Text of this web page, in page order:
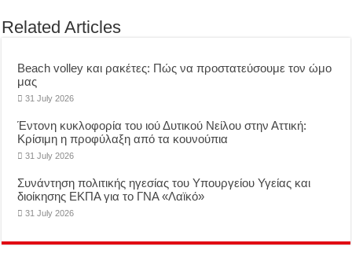
Related Articles
Beach volley και ρακέτες: Πώς να προστατεύσουμε τον ώμο
μας
31 July 2026
Έντονη κυκλοφορία του ιού Δυτικού Νείλου στην Αττική:
Κρίσιμη η προφύλαξη από τα κουνούπια
31 July 2026
Συνάντηση πολιτικής ηγεσίας του Υπουργείου Υγείας και
διοίκησης ΕΚΠΑ για το ΓΝΑ «Λαϊκό»
31 July 2026